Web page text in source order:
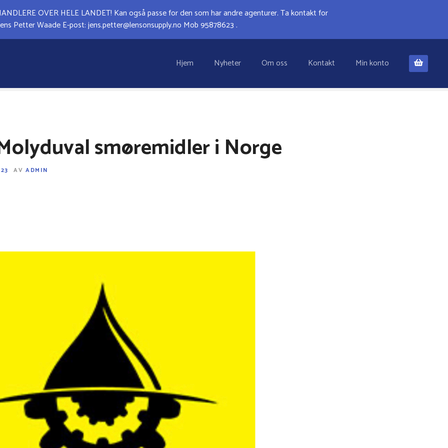
OVER HELE LANDET! Kan også passe for den som har andre agenturer. Ta kontakt for
Petter Waade E-post: jens.petter@lensonsupply.no Mob 95878623 .
Hjem Nyheter Om oss Kontakt Min konto
smøremidler i Norge
AV ADMIN